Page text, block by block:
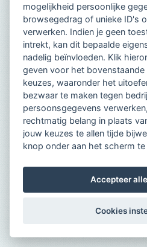
mogelijkheid persoonlijke
browsegedrag of unieke ID's
verwerken. Indien je geen
intrekt, kan dit bepaalde
nadelig beïnvloeden. Klik
geven voor het
keuzes, waaronder het
bezwaar te maken tegen
persoonsgegevens
rechtmatig belang in plaats
jouw keuzes te allen tijde
knop onder aan het scherm te
Accepteer
Cookies